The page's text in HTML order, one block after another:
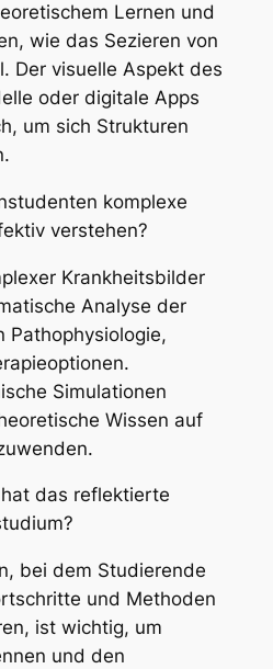
Lernen und
wie das Sezieren von
Der visuelle Aspekt des
oder digitale Apps
um sich Strukturen
komplexe
verstehen?
Krankheitsbilder
Analyse der
Pathophysiologie,
Simulationen
Wissen auf
das reflektierte
bei dem Studierende
und Methoden
ist wichtig, um
und den